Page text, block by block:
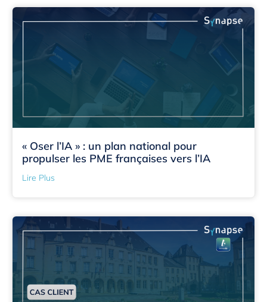
« Oser l’IA » : un plan national pour
propulser les PME françaises vers l’IA
Lire Plus